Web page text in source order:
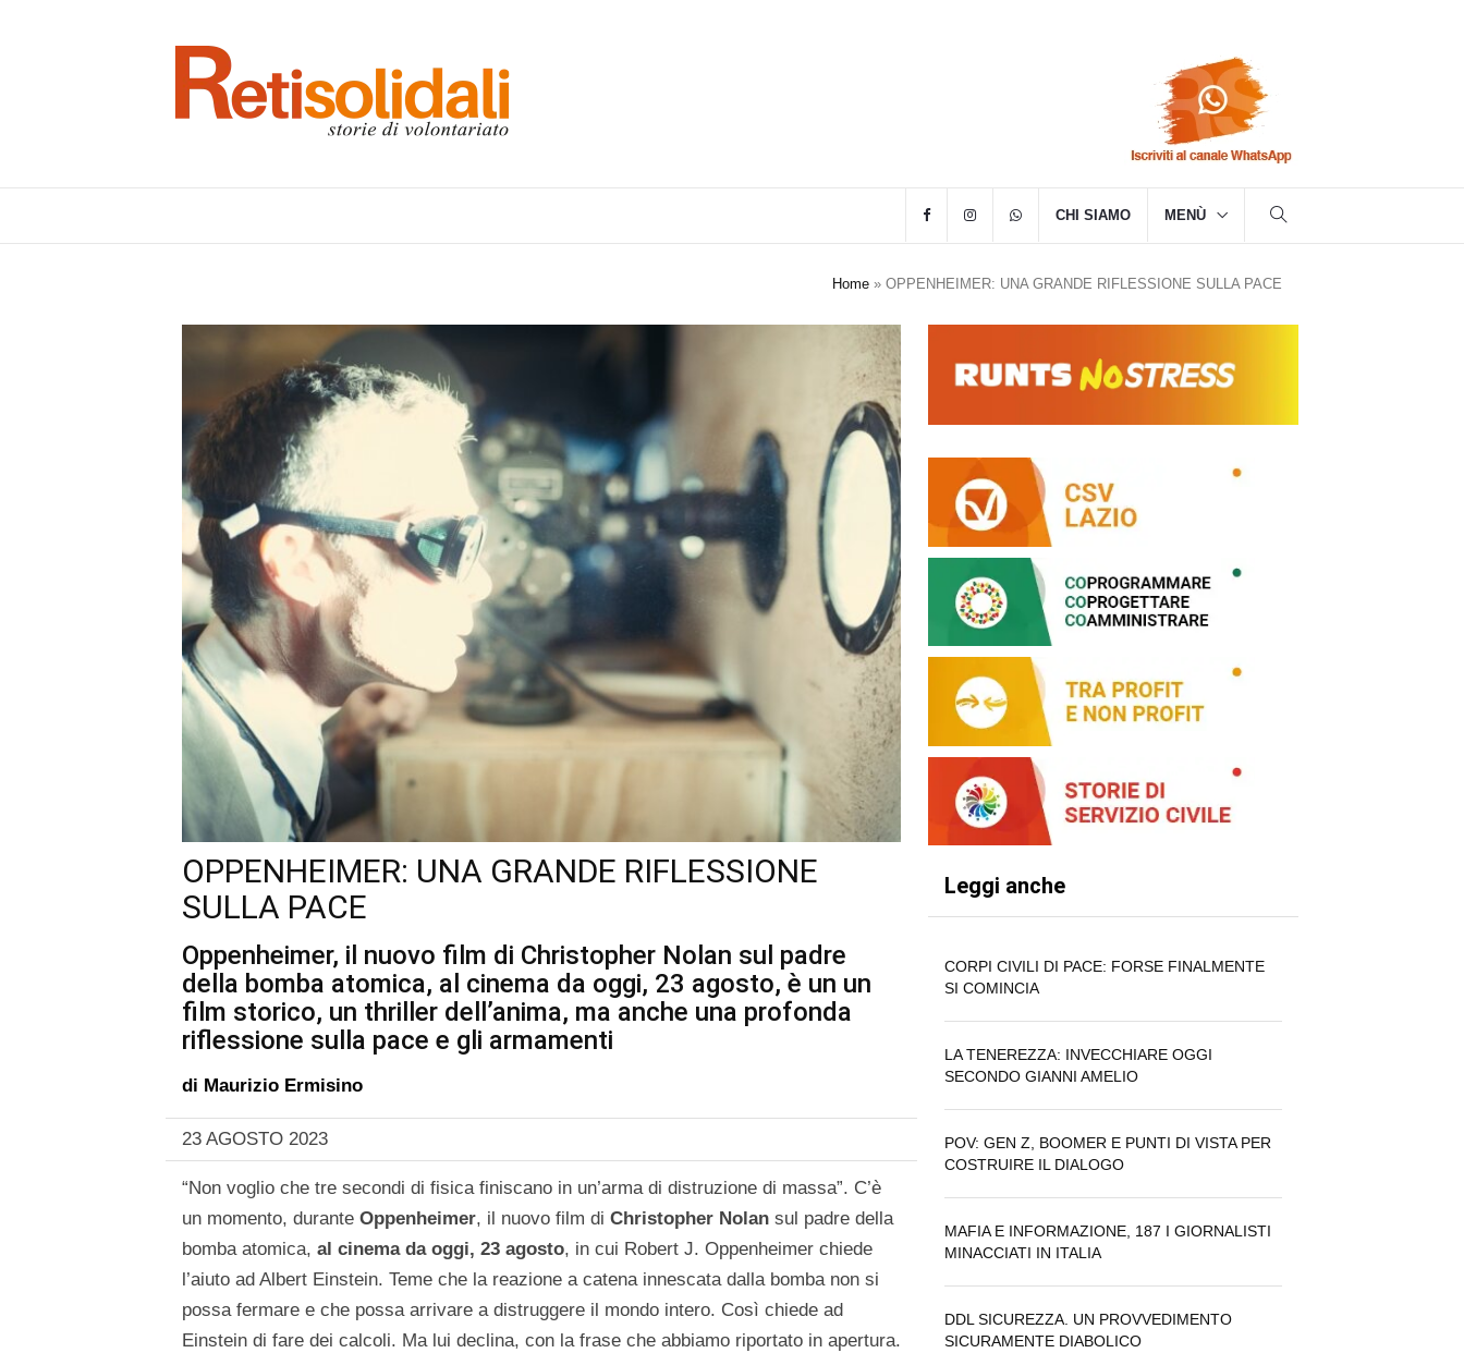
CHI SIAMO MENÙ
Home » OPPENHEIMER: UNA GRANDE RIFLESSIONE SULLA PACE
OPPENHEIMER: UNA GRANDE RIFLESSIONE
SULLA PACE
Oppenheimer, il nuovo film di Christopher Nolan sul padre
della bomba atomica, al cinema da oggi, 23 agosto, è un un
film storico, un thriller dell’anima, ma anche una profonda
riflessione sulla pace e gli armamenti
di Maurizio Ermisino
23 AGOSTO 2023
“Non voglio che tre secondi di fisica finiscano in un’arma di distruzione di massa”. C’è
un momento, durante Oppenheimer, il nuovo film di Christopher Nolan sul padre della
bomba atomica, al cinema da oggi, 23 agosto, in cui Robert J. Oppenheimer chiede
l’aiuto ad Albert Einstein. Teme che la reazione a catena innescata dalla bomba non si
possa fermare e che possa arrivare a distruggere il mondo intero. Così chiede ad
Einstein di fare dei calcoli. Ma lui declina, con la frase che abbiamo riportato in apertura.
Leggi anche
CORPI CIVILI DI PACE: FORSE FINALMENTE
SI COMINCIA
LA TENEREZZA: INVECCHIARE OGGI
SECONDO GIANNI AMELIO
POV: GEN Z, BOOMER E PUNTI DI VISTA PER
COSTRUIRE IL DIALOGO
MAFIA E INFORMAZIONE, 187 I GIORNALISTI
MINACCIATI IN ITALIA
DDL SICUREZZA. UN PROVVEDIMENTO
SICURAMENTE DIABOLICO